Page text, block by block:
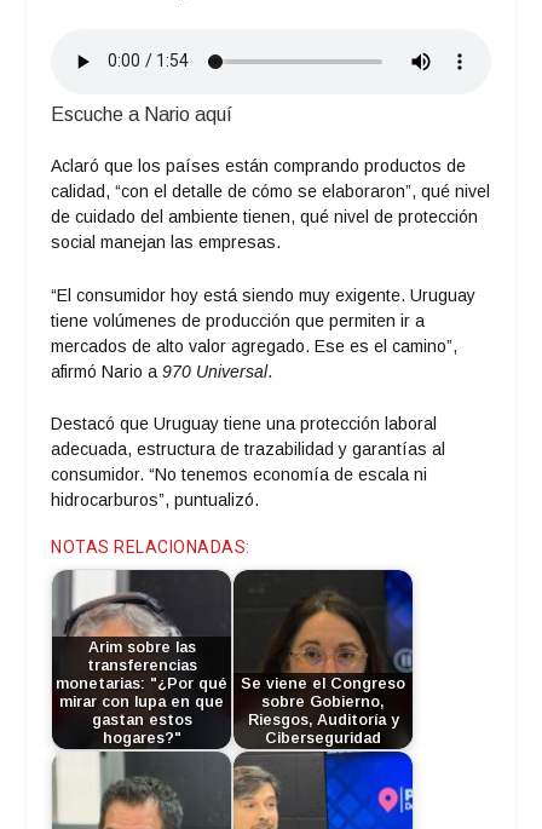
Escuche a Nario aquí
Aclaró que los países están comprando productos de
calidad, “con el detalle de cómo se elaboraron”, qué nivel
de cuidado del ambiente tienen, qué nivel de protección
social manejan las empresas.
“El consumidor hoy está siendo muy exigente. Uruguay
tiene volúmenes de producción que permiten ir a
mercados de alto valor agregado. Ese es el camino”,
afirmó Nario a970 Universal.
Destacó que Uruguay tiene una protección laboral
adecuada, estructura de trazabilidad y garantías al
consumidor. “No tenemos economía de escala ni
hidrocarburos”, puntualizó.
NOTAS RELACIONADAS:
Arim sobre las
transferencias
monetarias: "¿Por qué
mirar con lupa en que
gastan estos
hogares?"
Se viene el Congreso
sobre Gobierno,
Riesgos, Auditoría y
Ciberseguridad